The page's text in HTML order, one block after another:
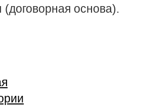
(договорная основа).